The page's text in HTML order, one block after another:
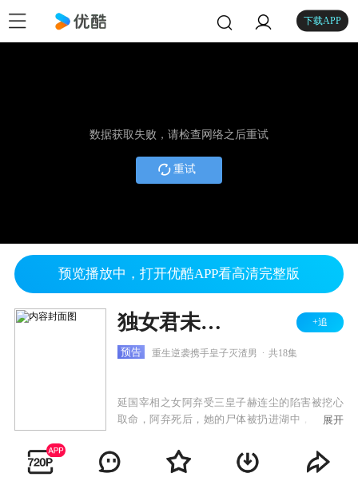
下载APP
数据获取失败，请检查网络之后重试
重试
预览播放中，打开优酷APP看高清完整版
独女君未见 第二季 +追
预告 重生逆袭携手皇子灭渣男 共18集
延国宰相之女阿弃受三皇子赫连尘的陷害被挖心
取命，阿弃死后，她的尸体被扔进湖中，但奇怪
自己的模样与身份变成了延国大将冷绍之女——
冷离。还没等变为冷离的阿弃回过神来，她就被
展开